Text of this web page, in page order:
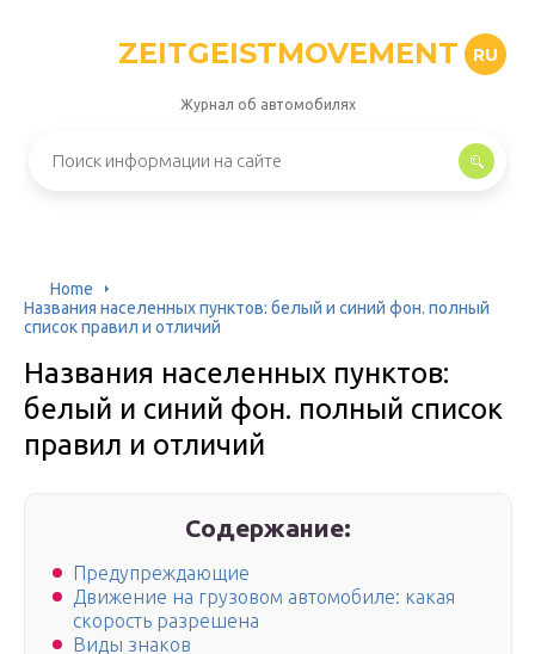
ZEITGEISTMOVEMENT RU
Журнал об автомобилях
Home
Названия населенных пунктов: белый и синий фон. полный
список правил и отличий
Названия населенных пунктов:
белый и синий фон. полный список
правил и отличий
Содержание:
Предупреждающие
Движение на грузовом автомобиле: какая
скорость разрешена
Виды знаков